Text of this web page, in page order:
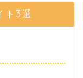
ト3選